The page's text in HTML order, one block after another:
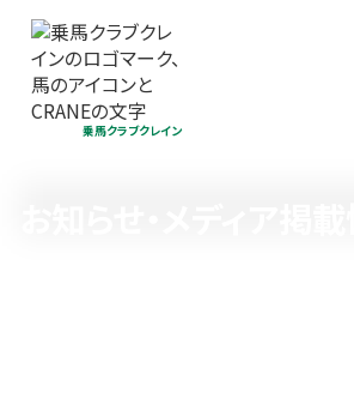
乗馬クラブクレイン